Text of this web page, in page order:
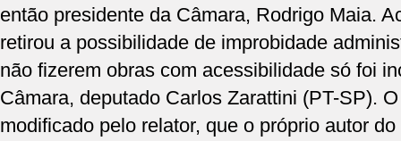
então presidente da Câmara, Rodrigo Maia.
retirou a possibilidade de improbidade
não fizerem obras com acessibilidade só foi
Câmara, deputado Carlos Zarattini (PT-SP).
modificado pelo relator, que o próprio autor